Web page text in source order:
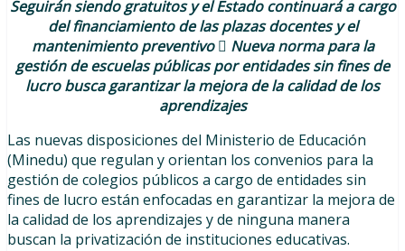
Seguirán siendo gratuitos y el Estado continuará a cargo
del financiamiento de las plazas docentes y el
mantenimiento preventivo  Nueva norma para la
gestión de escuelas públicas por entidades sin fines de
lucro busca garantizar la mejora de la calidad de los
aprendizajes
Las nuevas disposiciones del Ministerio de Educación
(Minedu) que regulan y orientan los convenios para la
gestión de colegios públicos a cargo de entidades sin
fines de lucro están enfocadas en garantizar la mejora de
la calidad de los aprendizajes y de ninguna manera
buscan la privatización de instituciones educativas.